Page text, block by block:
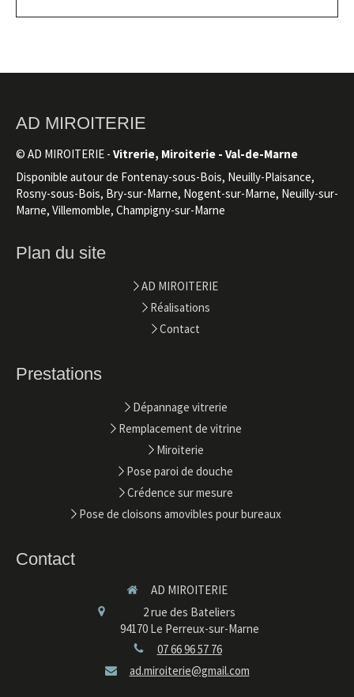
AD MIROITERIE
© AD MIROITERIE - Vitrerie, Miroiterie - Val-de-Marne
Disponible autour de Fontenay-sous-Bois, Neuilly-Plaisance,
Rosny-sous-Bois, Bry-sur-Marne, Nogent-sur-Marne, Neuilly-sur-
Marne, Villemomble, Champigny-sur-Marne
Plan du site
AD MIROITERIE
Réalisations
Contact
Prestations
Dépannage vitrerie
Remplacement de vitrine
Miroiterie
Pose paroi de douche
Crédence sur mesure
Pose de cloisons amovibles pour bureaux
Contact
AD MIROITERIE
2 rue des Bateliers
94170 Le Perreux-sur-Marne
07 66 96 57 76
ad.miroiterie@gmail.com